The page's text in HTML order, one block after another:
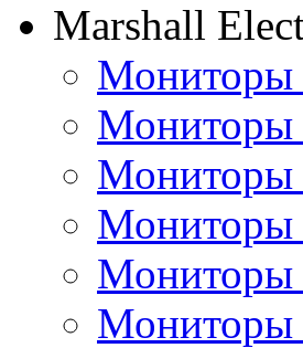
Marshall
Мониторы
Мониторы
Мониторы
Мониторы
Мониторы
Мониторы